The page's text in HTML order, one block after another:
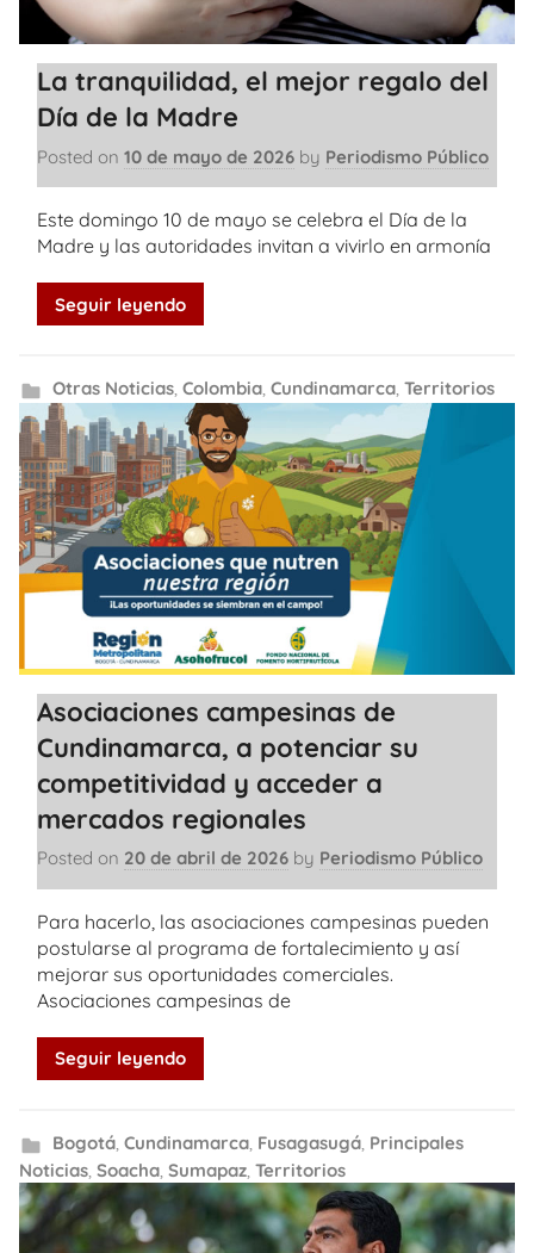
La tranquilidad, el mejor regalo del
Día de la Madre
Posted on 10 de mayo de 2026 by Periodismo Público
Este domingo 10 de mayo se celebra el Día de la
Madre y las autoridades invitan a vivirlo en armonía
Seguir leyendo
Otras Noticias, Colombia, Cundinamarca, Territorios
Asociaciones campesinas de
Cundinamarca, a potenciar su
competitividad y acceder a
mercados regionales
Posted on 20 de abril de 2026 by Periodismo Público
Para hacerlo, las asociaciones campesinas pueden
postularse al programa de fortalecimiento y así
mejorar sus oportunidades comerciales.
Asociaciones campesinas de
Seguir leyendo
Bogotá, Cundinamarca, Fusagasugá, Principales
Noticias Soacha Sumapaz Territorios